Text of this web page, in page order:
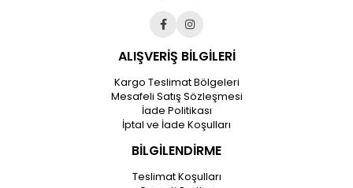
ALIŞVERİŞ BİLGİLERİ
Kargo Teslimat Bölgeleri
Mesafeli Satış Sözleşmesi
İade Politikası
İptal ve İade Koşulları
BİLGİLENDİRME
Teslimat Koşulları